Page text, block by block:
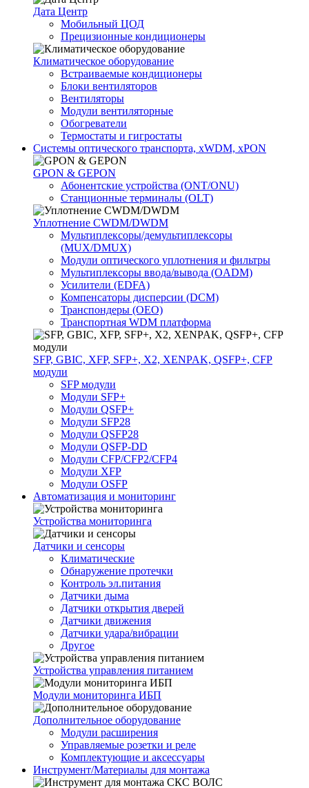
Дата Центр
Мобильный ЦОД
Прецизионные кондиционеры
Климатичeское оборудование
Встраиваемые кондиционеры
Блоки вентиляторов
Вентиляторы
Модули вентиляторные
Обогреватели
Термостаты и гигростаты
Системы оптического транспорта, xWDM, xPON
GPON & GEPON
Абонентские устройства (ONT/ONU)
Станционные терминалы (OLT)
Уплотнение CWDM/DWDM
Мультиплексоры/демультиплексоры
(MUX/DMUX)
Модули оптического уплотнения и фильтры
Мультиплексоры ввода/вывода (OADM)
Усилители (EDFA)
Компенсаторы дисперсии (DCM)
Транспондеры (OEO)
Транспортная WDM платформа
SFP, GBIC, XFP, SFP+, X2, XENPAK, QSFP+, CFP
модули
SFP модули
Модули SFP+
Модули QSFP+
Модули SFP28
Модули QSFP28
Модули QSFP-DD
Модули CFP/CFP2/CFP4
Модули XFP
Модули OSFP
Автоматизация и мониторинг
Устройства мониторинга
Датчики и сенсоры
Климатические
Обнаружение протечки
Контроль эл.питания
Датчики дыма
Датчики открытия дверей
Датчики движения
Датчики удара/вибрации
Другое
Устройства управления питанием
Модули мониторинга ИБП
Дополнительное оборудование
Модули расширения
Управляемые розетки и реле
Комплектующие и аксессуары
Инструмент/Материалы для монтажа